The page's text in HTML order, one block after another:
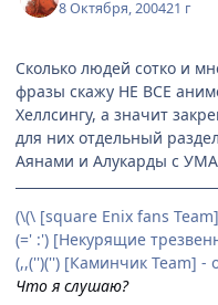
8 Октября, 200421 г
Сколько людей сотко и
фразы скажу НЕ ВСЕ
Хеллсингу, а значит
для них отдельный
Аянами и Алукарды с
(\(\ [square Enix fans Team]
(=' :') [Некурящие
(,,('')('') [Каминчик Team] -
Что я слушаю?